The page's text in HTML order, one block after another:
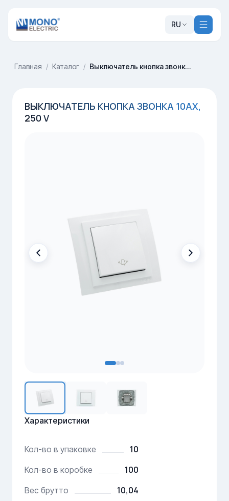
RU
Главная / Каталог / Выключатель кнопка звонка 10AX, 250 V
ВЫКЛЮЧАТЕЛЬ КНОПКА ЗВОНКА 10AX,
250 V
Характеристики
Кол-во в упаковке 10
Кол-во в коробке 100
Вес брутто 10,04